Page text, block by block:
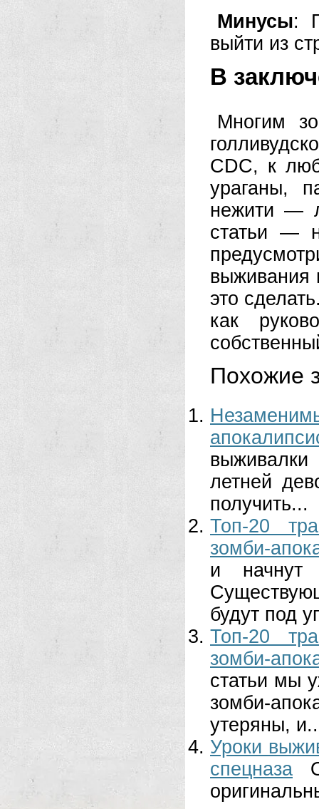
Минусы:
выйти из
В
Многим
CDC, к
ураганы,
нежити —
статьи —
выживания
это
как
Похожие
летней
получить...
Топ-20
зомби-
и начнут
будут под
Топ-20
зомби-
статьи мы
зомби-
утеряны,
Уроки
спецназа